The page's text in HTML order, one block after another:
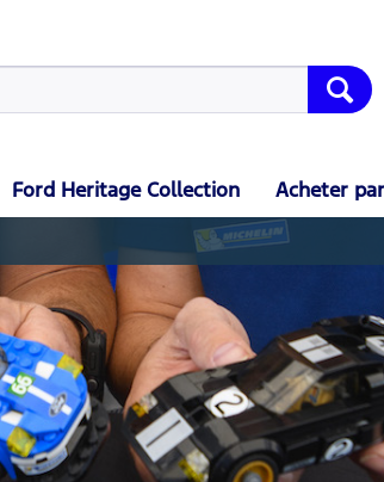
Ford Heritage Collection Acheter